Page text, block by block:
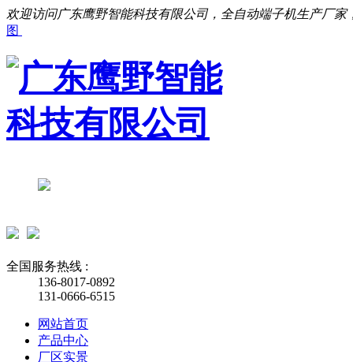
欢迎访问广东鹰野智能科技有限公司，全自动端子机生产厂家
图
全国服务热线 :
136-8017-0892
131-0666-6515
网站首页
产品中心
厂区实景